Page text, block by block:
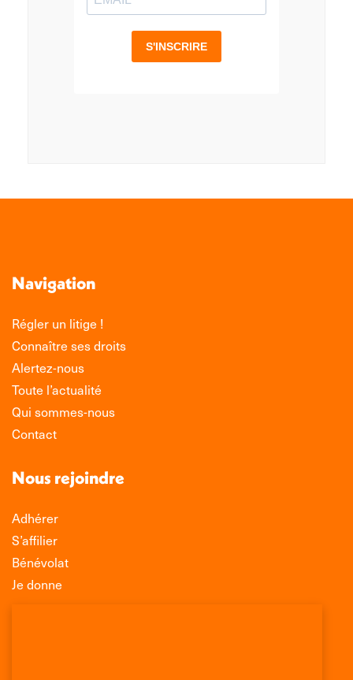
Navigation
Régler un litige !
Connaître ses droits
Alertez-nous
Toute l’actualité
Qui sommes-nous
Contact
Nous rejoindre
Adhérer
S’affilier
Bénévolat
Je donne